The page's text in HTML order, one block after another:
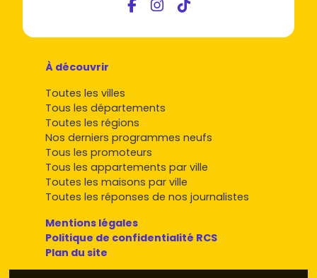
À découvrir
Toutes les villes
Tous les départements
Toutes les régions
Nos derniers programmes neufs
Tous les promoteurs
Tous les appartements par ville
Toutes les maisons par ville
Toutes les réponses de nos journalistes
Mentions légales
Politique de confidentialité RCS
Plan du site